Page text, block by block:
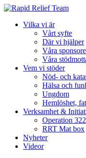
Vilka vi är
Vårt syfte
Där vi hjälper
Våra
Våra
Vem vi stöder
Nöd- och
Hälsa och
Ungdom
Hemlöshet,
Verksamhet &
Operation 322
RRT Mat box
Nyheter
Videor